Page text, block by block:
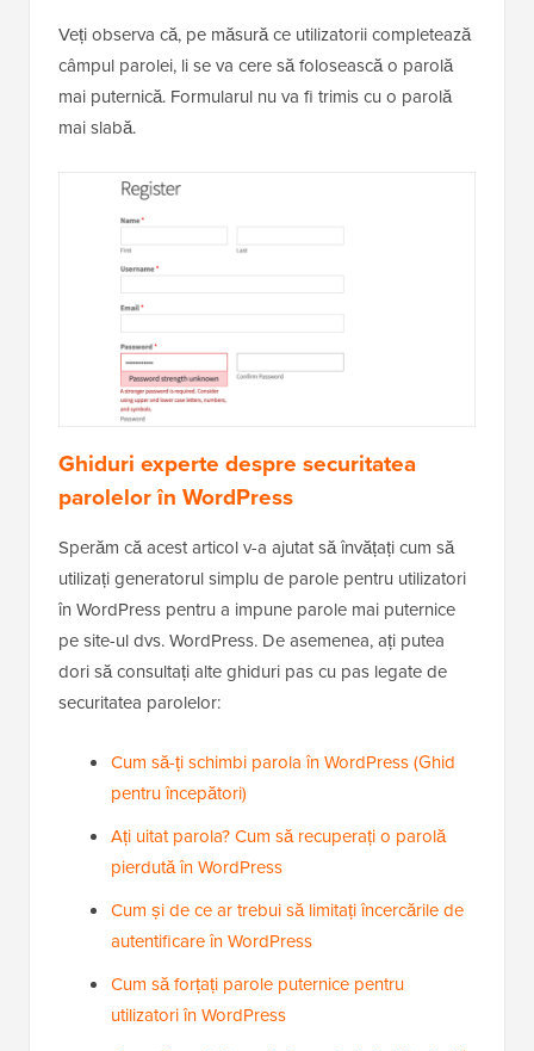
Veți observa că, pe măsură ce utilizatorii completează
câmpul parolei, li se va cere să folosească o parolă
mai puternică. Formularul nu va fi trimis cu o parolă
mai slabă.
Ghiduri experte despre securitatea
parolelor în WordPress
Sperăm că acest articol v-a ajutat să învățați cum să
utilizați generatorul simplu de parole pentru utilizatori
în WordPress pentru a impune parole mai puternice
pe site-ul dvs. WordPress. De asemenea, ați putea
dori să consultați alte ghiduri pas cu pas legate de
securitatea parolelor:
Cum să-ți schimbi parola în WordPress (Ghid
pentru începători)
Ați uitat parola? Cum să recuperați o parolă
pierdută în WordPress
Cum și de ce ar trebui să limitați încercările de
autentificare în WordPress
Cum să forțați parole puternice pentru
utilizatori în WordPress